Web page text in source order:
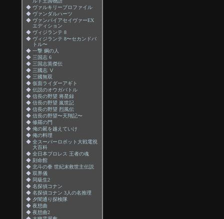
◆ ヴァルキリープロファイル
◆ ヴァンダルハーツ
◆ ヴァンパイアセイヴァーEX
エディション
◆ ヴィジランテ 8
◆ ヴィジランテ 8〜セカンドバ
トル〜
◆ 一撃 鋼の人
◆ 三国志 6
◆ 三国志英傑伝
◆ 三國志 Ⅴ
◆ 三國無双
◆ 仮面ライダーアギト
◆ 伝説のオウガバトル
◆ 信長の野望 将星録
◆ 信長の野望 嵐世記
◆ 信長の野望 烈風伝
◆ 信長の野望〜天翔記〜
◆ 修羅の門
◆ 俺の屍を越えていけ
◆ 俺の料理
◆ 全スーパーロボット大戦電視
大百科
◆ 全日本プロレス 王者の魂
◆ 刻命館
◆ 北斗の拳 世紀末救世主伝説
◆ 双界儀
◆ 同級生2
◆ 名探偵コナン
◆ 名探偵コナン 3人の名推理
◆ 夕闇通り探検隊
◆ 夜想曲
◆ 夜想曲2